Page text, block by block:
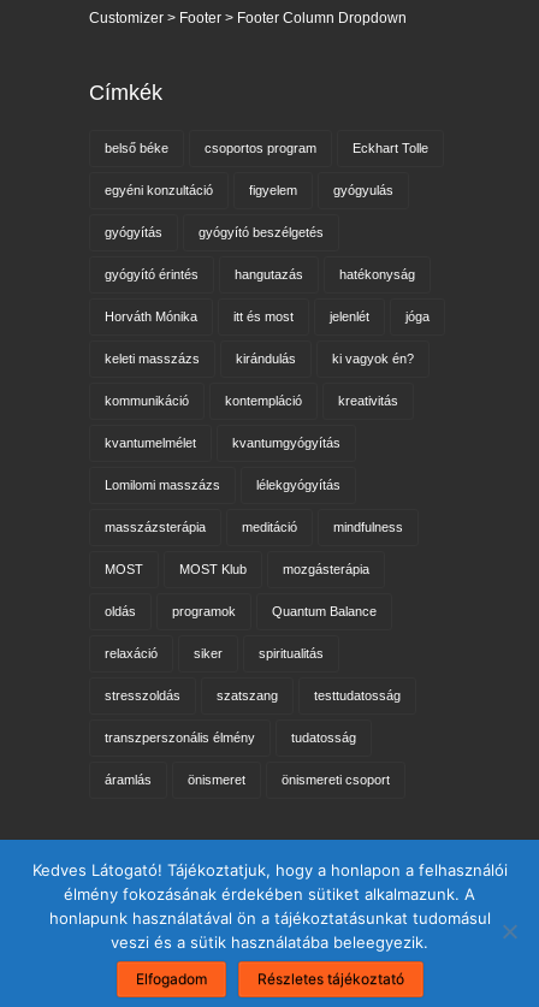
Customizer > Footer > Footer Column Dropdown
Címkék
belső béke csoportos program Eckhart Tolle
egyéni konzultáció figyelem gyógyulás
gyógyítás gyógyító beszélgetés
gyógyító érintés hangutazás hatékonyság
Horváth Mónika itt és most jelenlét jóga
keleti masszázs kirándulás ki vagyok én?
kommunikáció kontempláció kreativitás
kvantumelmélet kvantumgyógyítás
Lomilomi masszázs lélekgyógyítás
masszázsterápia meditáció mindfulness
MOST MOST Klub mozgásterápia
oldás programok Quantum Balance
relaxáció siker spiritualitás
stresszoldás szatszang testtudatosság
transzperszonális élmény tudatosság
áramlás önismeret önismereti csoport
Keresés az oldalon
Kedves Látogató! Tájékoztatjuk, hogy a honlapon a felhasználói
élmény fokozásának érdekében sütiket alkalmazunk. A
honlapunk használatával ön a tájékoztatásunkat tudomásul
veszi és a sütik használatába beleegyezik.
Elfogadom Részletes tájékoztató